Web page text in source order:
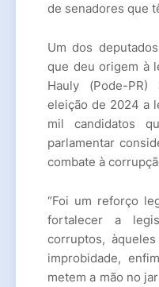
de senadores que
Um dos
que deu origem à
Hauly (Pode-
eleição de 2024 a
mil candidatos
parlamentar
combate à
“Foi um reforço
fortalecer a
corruptos,
improbidade,
metem a mão no